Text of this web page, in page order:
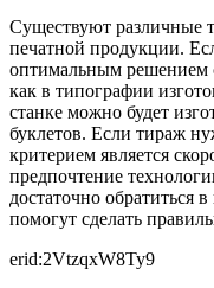
Существуют различные
печатной продукции.
оптимальным решением
как в типографии
станке можно будет
буклетов. Если тираж
критерием является
предпочтение
достаточно
помогут сделать
erid:2VtzqxW8Ty9